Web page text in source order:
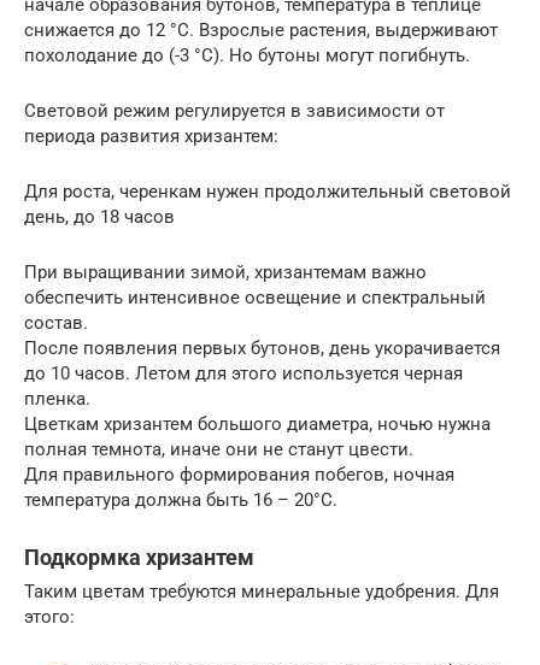
начале образования бутонов, температура в теплице
снижается до 12 °С. Взрослые растения, выдерживают
похолодание до (-3 °С). Но бутоны могут погибнуть.
Световой режим регулируется в зависимости от
периода развития хризантем:
Для роста, черенкам нужен продолжительный световой
день, до 18 часов
При выращивании зимой, хризантемам важно
обеспечить интенсивное освещение и спектральный
состав.
После появления первых бутонов, день укорачивается
до 10 часов. Летом для этого используется черная
пленка.
Цветкам хризантем большого диаметра, ночью нужна
полная темнота, иначе они не станут цвести.
Для правильного формирования побегов, ночная
температура должна быть 16 – 20°С.
Подкормка хризантем
Таким цветам требуются минеральные удобрения. Для
этого: